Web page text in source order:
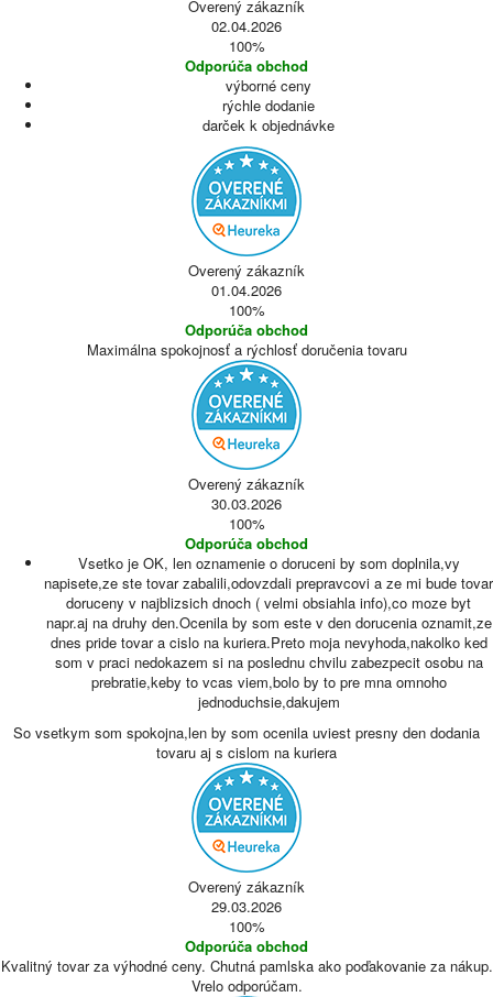
Overený zákazník
02.04.2026
100%
Odporúča obchod
výborné ceny
rýchle dodanie
darček k objednávke
Overený zákazník
01.04.2026
100%
Odporúča obchod
Maximálna spokojnosť a rýchlosť doručenia tovaru
Overený zákazník
30.03.2026
100%
Odporúča obchod
Vsetko je OK, len oznamenie o doruceni by som doplnila,vy
napisete,ze ste tovar zabalili,odovzdali prepravcovi a ze mi bude tovar
doruceny v najblizsich dnoch ( velmi obsiahla info),co moze byt
napr.aj na druhy den.Ocenila by som este v den dorucenia oznamit,ze
dnes pride tovar a cislo na kuriera.Preto moja nevyhoda,nakolko ked
som v praci nedokazem si na poslednu chvilu zabezpecit osobu na
prebratie,keby to vcas viem,bolo by to pre mna omnoho
jednoduchsie,dakujem
So vsetkym som spokojna,len by som ocenila uviest presny den dodania
tovaru aj s cislom na kuriera
Overený zákazník
29.03.2026
100%
Odporúča obchod
Kvalitný tovar za výhodné ceny. Chutná pamlska ako poďakovanie za nákup.
Vrelo odporúčam.